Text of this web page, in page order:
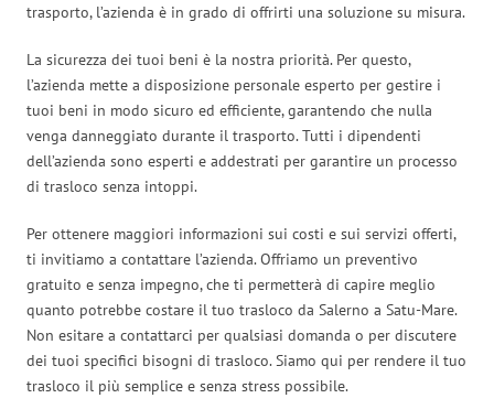
trasporto, l’azienda è in grado di offrirti una soluzione su misura.
La sicurezza dei tuoi beni è la nostra priorità. Per questo,
l’azienda mette a disposizione personale esperto per gestire i
tuoi beni in modo sicuro ed efficiente, garantendo che nulla
venga danneggiato durante il trasporto. Tutti i dipendenti
dell’azienda sono esperti e addestrati per garantire un processo
di trasloco senza intoppi.
Per ottenere maggiori informazioni sui costi e sui servizi offerti,
ti invitiamo a contattare l’azienda. Offriamo un preventivo
gratuito e senza impegno, che ti permetterà di capire meglio
quanto potrebbe costare il tuo trasloco da Salerno a Satu-Mare.
Non esitare a contattarci per qualsiasi domanda o per discutere
dei tuoi specifici bisogni di trasloco. Siamo qui per rendere il tuo
trasloco il più semplice e senza stress possibile.